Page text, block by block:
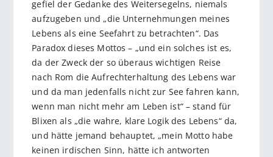
gefiel der Gedanke des Weitersegelns, niemals
aufzugeben und „die Unternehmungen meines
Lebens als eine Seefahrt zu betrachten“. Das
Paradox dieses Mottos – „und ein solches ist es,
da der Zweck der so überaus wichtigen Reise
nach Rom die Aufrechterhaltung des Lebens war
und da man jedenfalls nicht zur See fahren kann,
wenn man nicht mehr am Leben ist“ – stand für
Blixen als „die wahre, klare Logik des Lebens“ da,
und hätte jemand behauptet, „mein Motto habe
keinen irdischen Sinn, hätte ich antworten